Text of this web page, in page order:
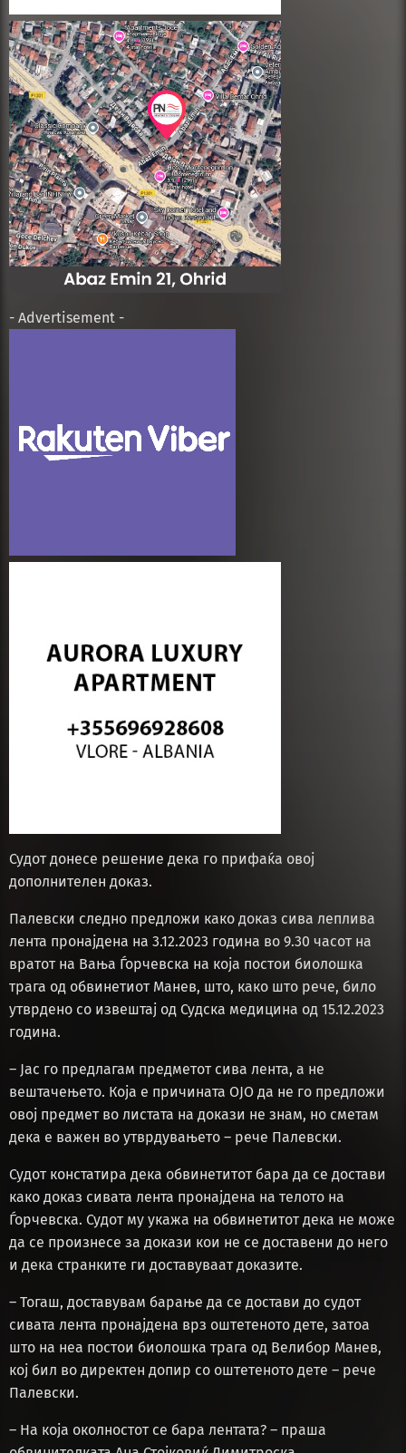
- Advertisement -
Судот донесе решение дека го прифаќа овој
дополнителен доказ.
Палевски следно предложи како доказ сива леплива
лента пронајдена на 3.12.2023 година во 9.30 часот на
вратот на Вања Ѓорчевска на која постои биолошка
трага од обвинетиот Манев, што, како што рече, било
утврдено со извештај од Судска медицина од 15.12.2023
година.
– Јас го предлагам предметот сива лента, а не
вештачењето. Која е причината ОЈО да не го предложи
овој предмет во листата на докази не знам, но сметам
дека е важен во утврдувањето – рече Палевски.
Судот констатира дека обвинетитот бара да се достави
како доказ сивата лента пронајдена на телото на
Ѓорчевска. Судот му укажа на обвинетитот дека не може
да се произнесе за докази кои не се доставени до него
и дека странките ги доставуваат доказите.
– Тогаш, доставувам барање да се достави до судот
сивата лента пронајдена врз оштетеното дете, затоа
што на неа постои биолошка трага од Велибор Манев,
кој бил во директен допир со оштетеното дете – рече
Палевски.
– На која околностот се бара лентата? – праша